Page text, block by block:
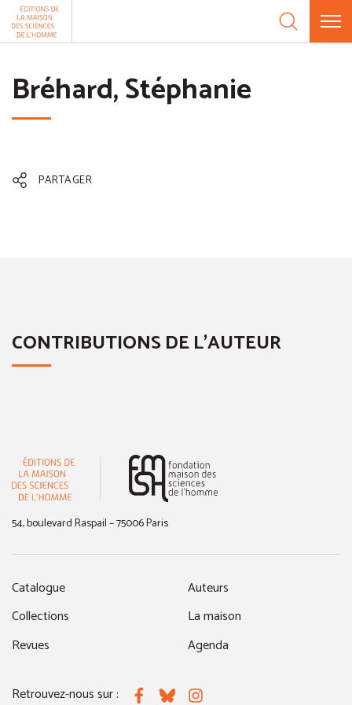
Aller au contenu
Bréhard, Stéphanie
PARTAGER
CONTRIBUTIONS DE L'AUTEUR
54, boulevard Raspail – 75006 Paris
Catalogue
Collections
Revues
Auteurs
La maison
Agenda
Retrouvez-nous sur : FacebookBlueskyInstagram
Panneau de gestion des cookies